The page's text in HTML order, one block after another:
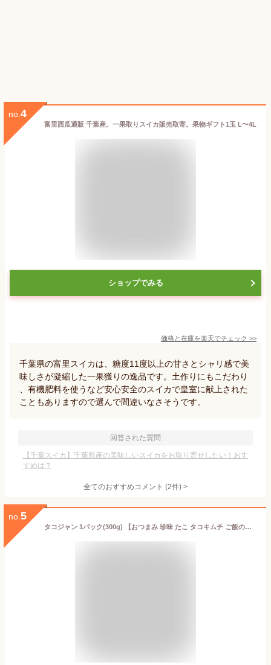
no. 4
富里西瓜通販 千葉産。一果取りスイカ販売取寄。果物ギフト1玉 L〜4L
ショップでみる
価格と在庫を楽天でチェック >>
千葉県の富里スイカは、糖度11度以上の甘さとシャリ感で美
味しさが凝縮した一果獲りの逸品です。土作りにもこだわり
、有機肥料を使うなど安心安全のスイカで皇室に献上された
こともありますので選んで間違いなさそうです。
回答された質問
【千葉スイカ】千葉県産の美味しいスイカをお取り寄せしたい！おす
すめは？
全てのおすすめコメント (2件) >
no. 5
タコジャン 1パック(300g) 【おつまみ 珍味 たこ タコキムチ ご飯のお供 キムチ珍味 ギフト 海鮮 韓国食品 】